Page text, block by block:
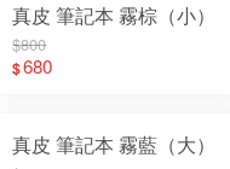
真皮 筆記本 霧棕（小）
$800
$680
真皮 筆記本 霧藍（大）